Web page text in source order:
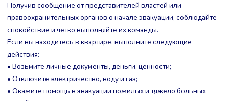
Получив сообщение от представителей властей или
правоохранительных органов о начале эвакуации, соблюдайте
спокойствие и четко выполняйте их команды.
Если вы находитесь в квартире, выполните следующие
действия:
• Возьмите личные документы, деньги, ценности;
• Отключите электричество, воду и газ;
• Окажите помощь в эвакуации пожилых и тяжело больных